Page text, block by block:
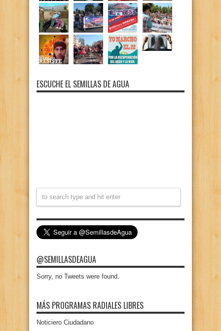
ESCUCHE EL SEMILLAS DE AGUA
@SEMILLASDEAGUA
Sorry, no Tweets were found.
MÁS PROGRAMAS RADIALES LIBRES
Noticiero Ciudadano